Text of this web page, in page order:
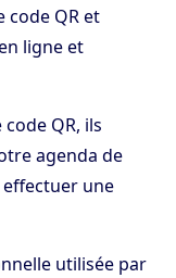
code QR et
ligne et
QR, ils
agenda de
une
utilisée par